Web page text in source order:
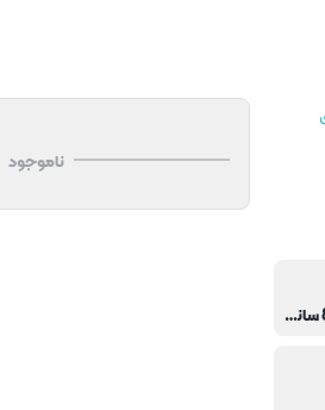
13×8.5×8.5 سانتی متر
ناموجود